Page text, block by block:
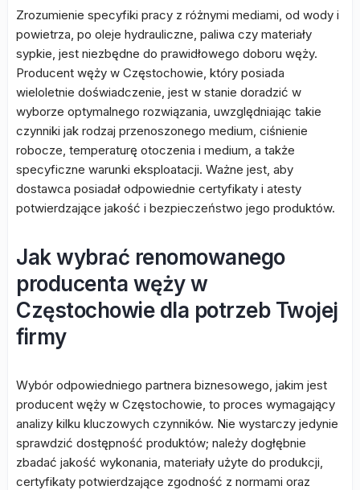
Zrozumienie specyfiki pracy z różnymi mediami, od wody i
powietrza, po oleje hydrauliczne, paliwa czy materiały
sypkie, jest niezbędne do prawidłowego doboru węży.
Producent węży w Częstochowie, który posiada
wieloletnie doświadczenie, jest w stanie doradzić w
wyborze optymalnego rozwiązania, uwzględniając takie
czynniki jak rodzaj przenoszonego medium, ciśnienie
robocze, temperaturę otoczenia i medium, a także
specyficzne warunki eksploatacji. Ważne jest, aby
dostawca posiadał odpowiednie certyfikaty i atesty
potwierdzające jakość i bezpieczeństwo jego produktów.
Jak wybrać renomowanego
producenta węży w
Częstochowie dla potrzeb Twojej
firmy
Wybór odpowiedniego partnera biznesowego, jakim jest
producent węży w Częstochowie, to proces wymagający
analizy kilku kluczowych czynników. Nie wystarczy jedynie
sprawdzić dostępność produktów; należy dogłębnie
zbadać jakość wykonania, materiały użyte do produkcji,
certyfikaty potwierdzające zgodność z normami oraz